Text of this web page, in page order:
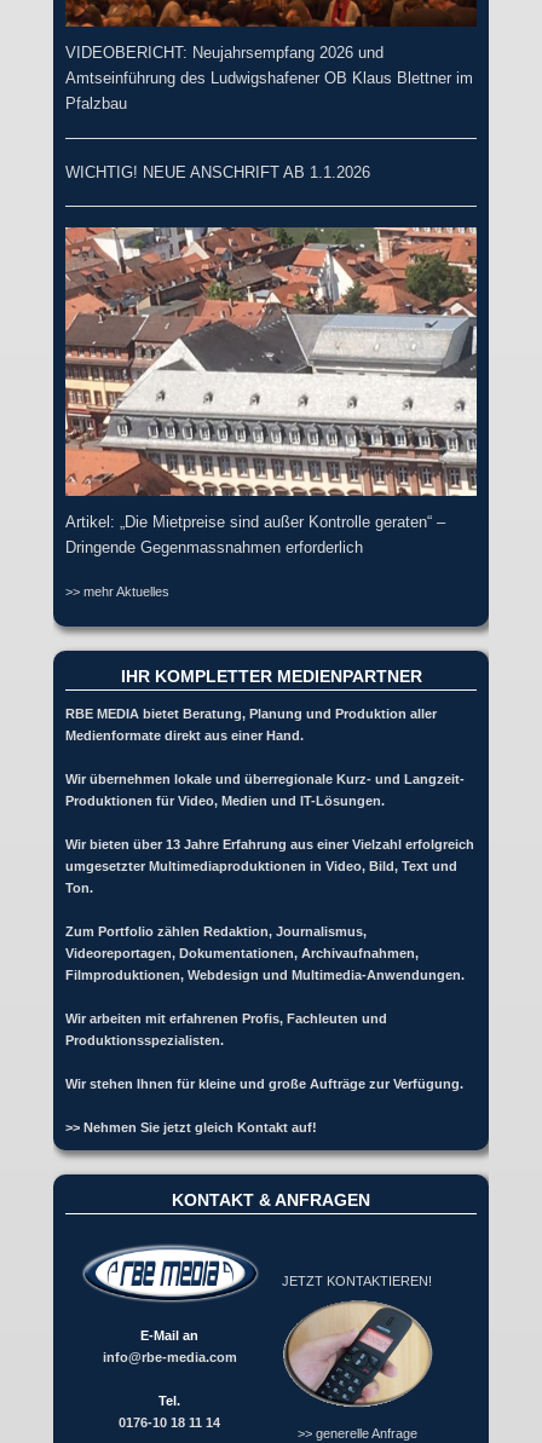
VIDEOBERICHT: Neujahrsempfang 2026 und
Amtseinführung des Ludwigshafener OB Klaus Blettner im
Pfalzbau
WICHTIG! NEUE ANSCHRIFT AB 1.1.2026
Artikel: „Die Mietpreise sind außer Kontrolle geraten“ –
Dringende Gegenmassnahmen erforderlich
>> mehr Aktuelles
IHR KOMPLETTER MEDIENPARTNER
RBE MEDIA bietet Beratung, Planung und Produktion aller
Medienformate direkt aus einer Hand.
Wir übernehmen lokale und überregionale Kurz- und Langzeit-
Produktionen für Video, Medien und IT-Lösungen.
Wir bieten über 13 Jahre Erfahrung aus einer Vielzahl erfolgreich
umgesetzter Multimediaproduktionen in Video, Bild, Text und
Ton.
Zum Portfolio zählen Redaktion, Journalismus,
Videoreportagen, Dokumentationen, Archivaufnahmen,
Filmproduktionen, Webdesign und Multimedia-Anwendungen.
Wir arbeiten mit erfahrenen Profis, Fachleuten und
Produktionsspezialisten.
Wir stehen Ihnen für kleine und große Aufträge zur Verfügung.
>> Nehmen Sie jetzt gleich Kontakt auf!
KONTAKT & ANFRAGEN
E-Mail an
info@rbe-media.com
Tel.
0176-10 18 11 14
JETZT KONTAKTIEREN!
>> generelle Anfrage